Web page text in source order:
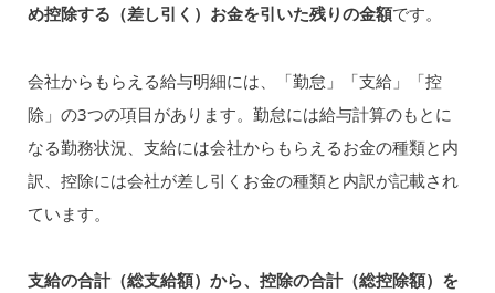
め控除する（差し引く）お金を引いた残りの金額です。
会社からもらえる給与明細には、「勤怠」「支給」「控
除」の3つの項目があります。勤怠には給与計算のもとに
なる勤務状況、支給には会社からもらえるお金の種類と内
訳、控除には会社が差し引くお金の種類と内訳が記載され
ています。
支給の合計（総支給額）から、控除の合計（総控除額）を